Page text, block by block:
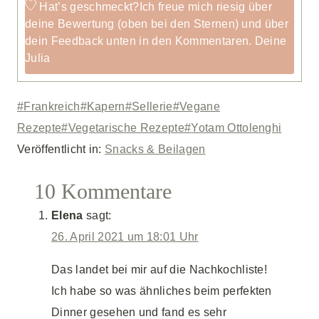
Hat’s geschmeckt? Ich freue mich riesig über
deine Bewertung (oben bei den Sternen) und über
dein Feedback unten in den Kommentaren. Deine
Julia
Schlagworte:
#Frankreich#Kapern#Sellerie#Vegane
Rezepte#Vegetarische Rezepte#Yotam Ottolenghi
Veröffentlicht in: Snacks & Beilagen
10 Kommentare
Elena sagt:
26. April 2021 um 18:01 Uhr
Das landet bei mir auf die Nachkochliste!
Ich habe so was ähnliches beim perfekten
Dinner gesehen und fand es sehr